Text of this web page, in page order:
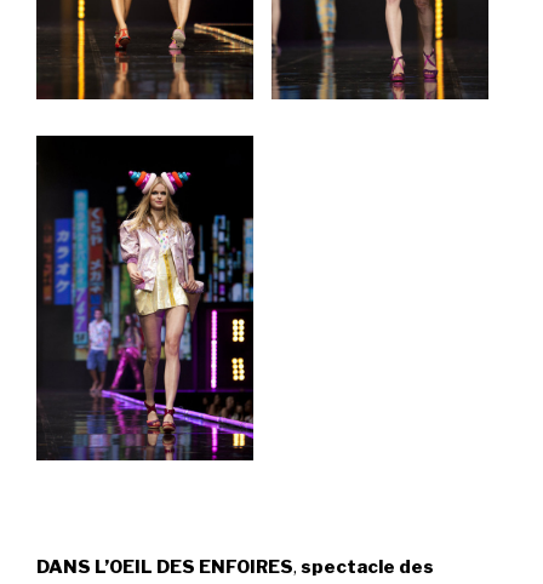
DANS L’OEIL DES ENFOIRES, spectacle des